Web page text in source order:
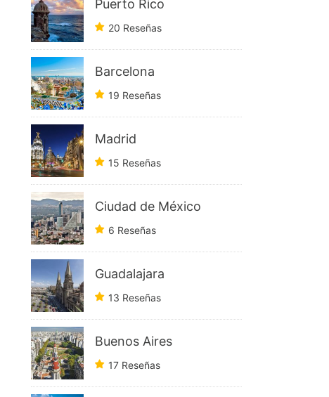
Puerto Rico
20 Reseñas
Barcelona
19 Reseñas
Madrid
15 Reseñas
Ciudad de México
6 Reseñas
Guadalajara
13 Reseñas
Buenos Aires
17 Reseñas